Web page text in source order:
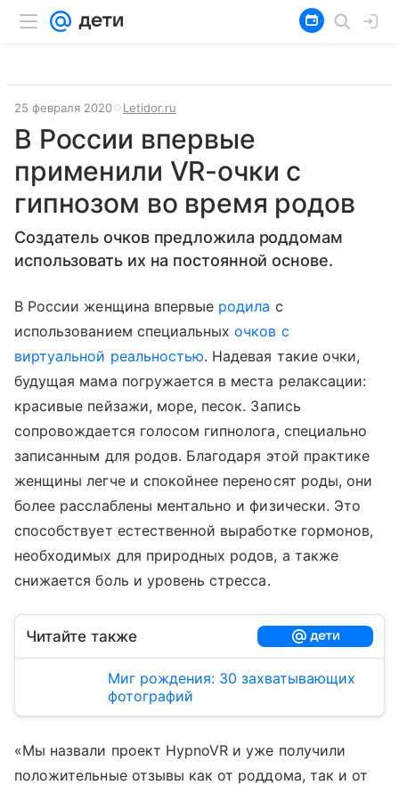
25 февраля 2020 Letidor.ru
В России впервые
применили VR-очки с
гипнозом во время родов
Создатель очков предложила роддомам
использовать их на постоянной основе.
В России женщина впервые родила с
использованием специальныхочков с
виртуальной реальностью. Надевая такие очки,
будущая мама погружается в места релаксации:
красивые пейзажи, море, песок. Запись
сопровождается голосом гипнолога, специально
записанным для родов. Благодаря этой практике
женщины легче и спокойнее переносят роды, они
более расслаблены ментально и физически. Это
способствует естественной выработке гормонов,
необходимых для природных родов, а также
снижается боль и уровень стресса.
Читайте также
Миг рождения: 30 захватывающих
фотографий
«Мы назвали проект HypnoVR и уже получили
положительные отзывы как от роддома, так и от